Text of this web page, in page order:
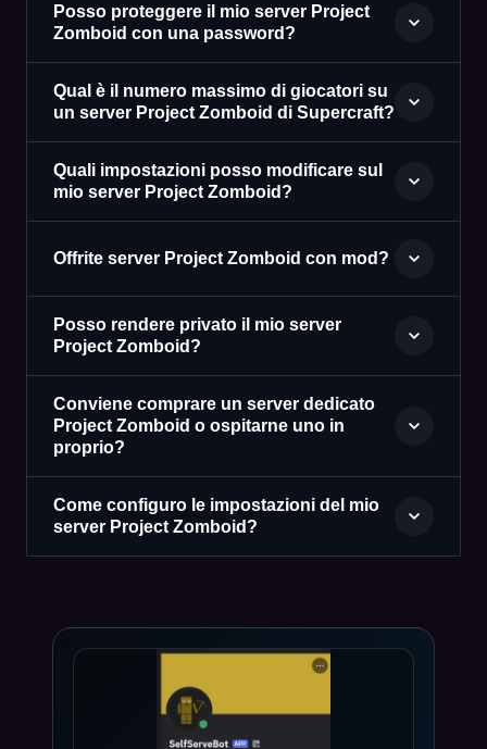
Posso proteggere il mio server Project
Zomboid con una password?
Qual è il numero massimo di giocatori su
un server Project Zomboid di Supercraft?
Quali impostazioni posso modificare sul
mio server Project Zomboid?
Offrite server Project Zomboid con mod?
Posso rendere privato il mio server
Project Zomboid?
Conviene comprare un server dedicato
Project Zomboid o ospitarne uno in
proprio?
Come configuro le impostazioni del mio
server Project Zomboid?